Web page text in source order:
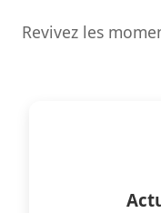
Revivez les